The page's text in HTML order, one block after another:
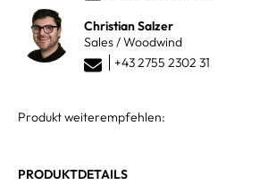
Christian Salzer
Sales / Woodwind
+43 2755 2302 31
Produkt weiterempfehlen:
PRODUKTDETAILS